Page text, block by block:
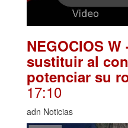
NEGOCIOS
sustituir al
potenciar su
17:10
adn Noticias